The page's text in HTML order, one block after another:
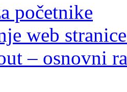
početnike
web
– osnovni